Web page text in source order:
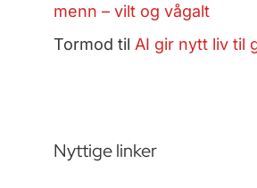
menn – vilt og vågalt
Tormod til AI gir nytt liv til
Nyttige linker